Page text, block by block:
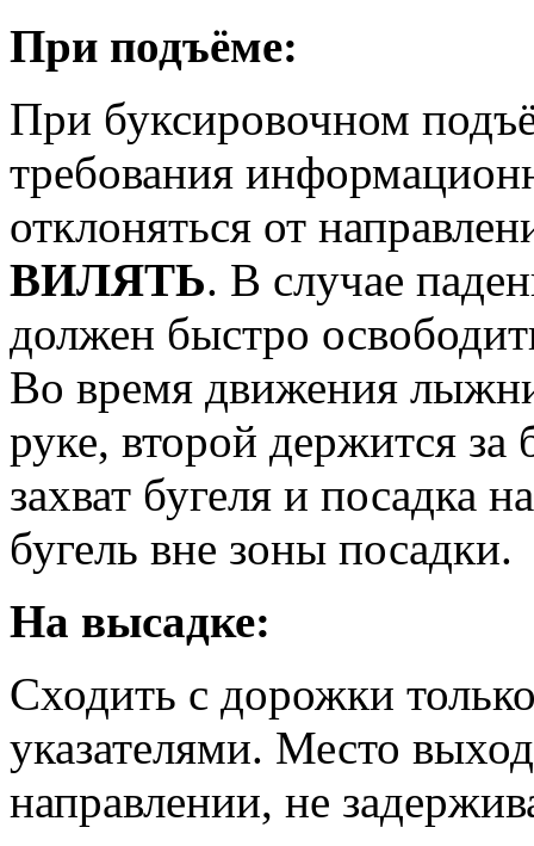
При подъёме:
При буксировочном
требования
отклоняться от
ВИЛЯТЬ. В случае
должен быстро
Во время движения
руке, второй держится за
захват бугеля и посадка
бугель вне зоны посадки.
На высадке:
Сходить с дорожки
указателями. Место
направлении, не